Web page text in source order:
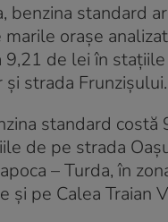
benzina standard
orașe
de lei în
strada Frunzișului.
standard costă
de pe strada
– Turda, în
și pe Calea Traian